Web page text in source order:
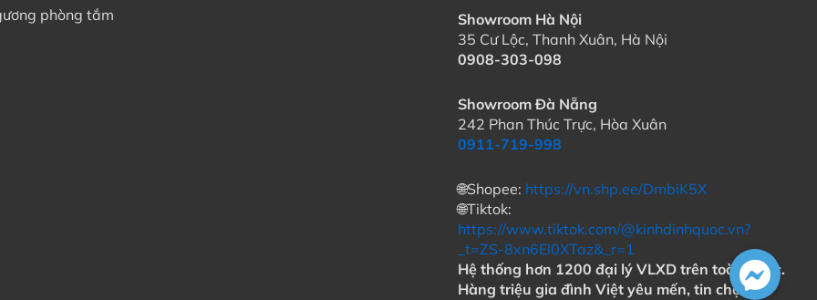
phòng tắm
Showroom Hà Nội
35 Cư Lộc, Thanh Xuân, Hà Nội
0908-303-098
Showroom Đà Nẵng
242 Phan Thúc Trực, Hòa Xuân
0911-719-998
🌐Shopee: https://vn.shp.ee/DmbiK5X
🌐Tiktok:
https://www.tiktok.com/@kinhdinhquoc.vn?
_t=ZS-8xn6El0XTaz&_r=1
Hệ thống hơn 1200 đại lý VLXD trên toàn quốc.
Hàng triệu gia đình Việt yêu mến, tin chọn!